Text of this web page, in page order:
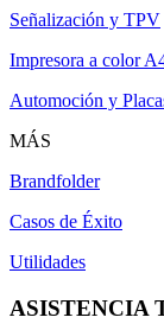
Señalización y TPV
Impresora a color
Automoción y
MÁS
Brandfolder
Casos de Éxito
Utilidades
ASISTENCIA